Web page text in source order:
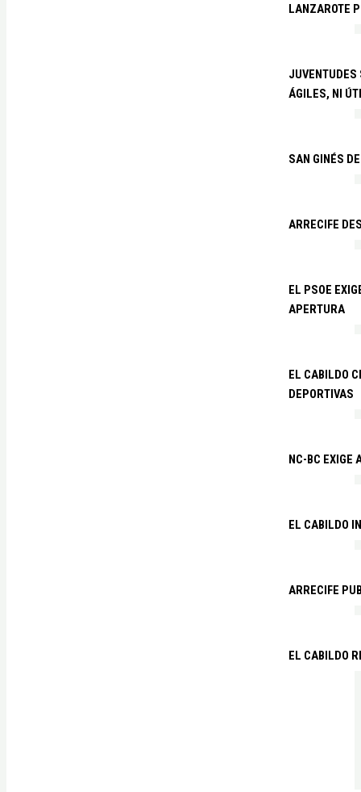
LANZAROTE
JUVENTUDES
ÁGILES, NI
SAN GINÉS
ARRECIFE
EL PSOE
APERTURA
EL CABILDO
DEPORTIVAS
NC-BC EXIGE
EL CABILDO
ARRECIFE
EL CABILDO